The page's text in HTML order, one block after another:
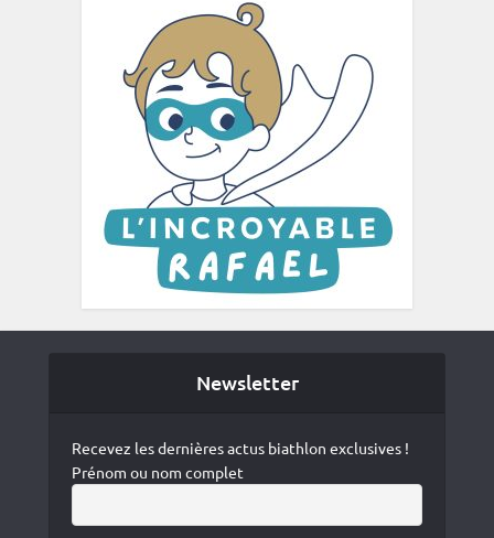
Newsletter
Recevez les dernières actus biathlon exclusives !
Prénom ou nom complet